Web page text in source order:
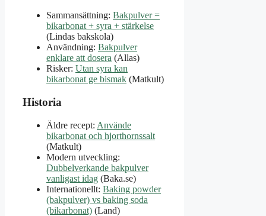
Sammansättning: Bakpulver =
bikarbonat + syra + stärkelse
(Lindas bakskola)
Användning: Bakpulver
enklare att dosera (Allas)
Risker: Utan syra kan
bikarbonat ge bismak (Matkult)
Historia
Äldre recept: Använde
bikarbonat och hjorthornssalt
(Matkult)
Modern utveckling:
Dubbelverkande bakpulver
vanligast idag (Baka.se)
Internationellt: Baking powder
(bakpulver) vs baking soda
(bikarbonat) (Land)